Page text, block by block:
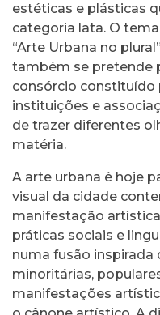
estéticas e plásticas
categoria lata. O
“Arte Urbana no
também se pretende
consórcio constituído
instituições e
de trazer diferentes
matéria.
A arte urbana é hoje
visual da cidade
manifestação
práticas sociais e
numa fusão inspirada
minoritárias,
manifestações